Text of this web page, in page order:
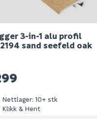
3-in-1 alu profil
sand seefeld oak
Nettlager:10+ stk
Klikk & Hent